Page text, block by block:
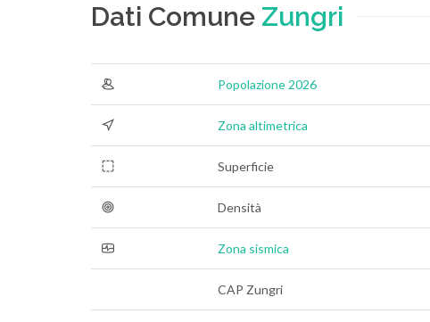
Dati Comune Zungri
Popolazione 2026
Zona altimetrica
Superficie
Densità
Zona sismica
CAP Zungri